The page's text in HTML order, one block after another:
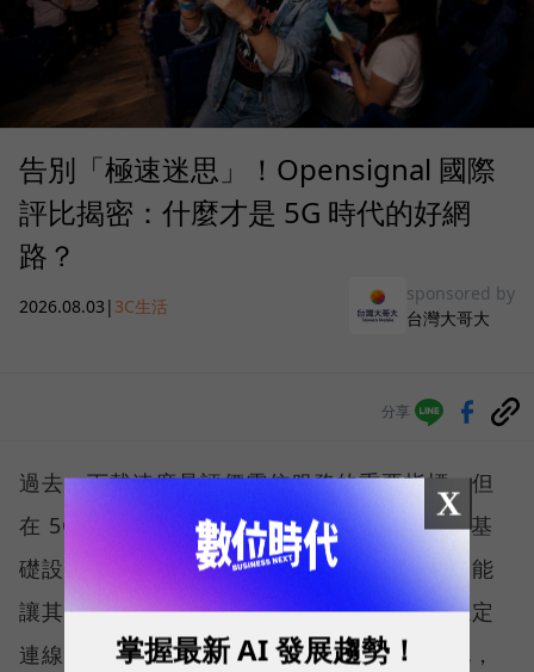
告別「極速迷思」！Opensignal 國際
評比揭密：什麼才是 5G 時代的好網
路？
2026.08.03 | 3C生活
sponsored by
台灣大哥大
分享
過去，下載速度是評價電信服務的重要指標，但
在 5G 成為工作、娛樂、生活不可或缺的數位基
礎設施後，消費者發現，再快的網速，如果不能
讓其在人潮聚集、高速移動或室內空間維持穩定
連線，即無法轉換成好的使用體驗，也因如此，
X
掌握最新 AI 發展趨勢！